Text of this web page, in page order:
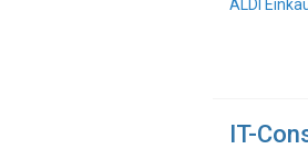
ALDI
IT-